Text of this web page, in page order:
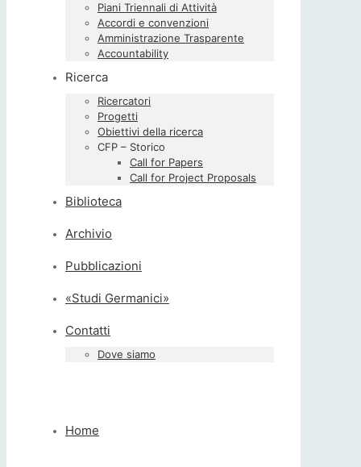
Piani Triennali di Attività
Accordi e convenzioni
Amministrazione Trasparente
Accountability
Ricerca
Ricercatori
Progetti
Obiettivi della ricerca
CFP – Storico
Call for Papers
Call for Project Proposals
Biblioteca
Archivio
Pubblicazioni
«Studi Germanici»
Contatti
Dove siamo
Home